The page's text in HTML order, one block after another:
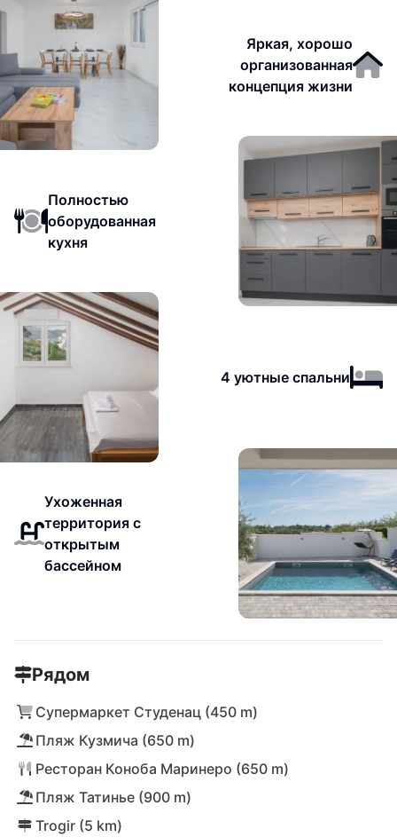
Яркая, хорошо
организованная
концепция жизни
Полностью
оборудованная
кухня
4 уютные спальни
Ухоженная
территория с
открытым
бассейном
Рядом
Супермаркет Студенац (450 m)
Пляж Кузмича (650 m)
Ресторан Коноба Маринеро (650 m)
Пляж Татинье (900 m)
Trogir (5 km)